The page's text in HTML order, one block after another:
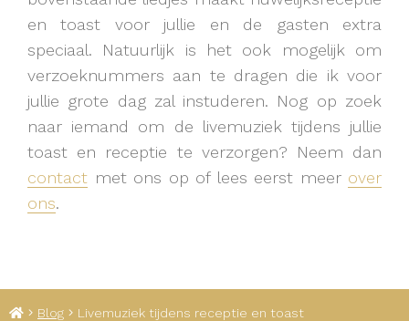
en toast voor jullie en de gasten extra
speciaal. Natuurlijk is het ook mogelijk om
verzoeknummers aan te dragen die ik voor
jullie grote dag zal instuderen. Nog op zoek
naar iemand om de livemuziek tijdens jullie
toast en receptie te verzorgen? Neem dan
contact met ons op of lees eerst meer over
ons.
Home
Blog Livemuziek tijdens receptie en toast